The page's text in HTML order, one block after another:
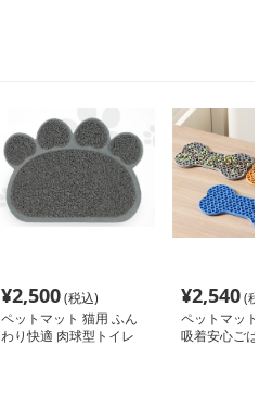
¥2,500(税込)
ペットマット 猫用 ふん
わり快適 肉球型トイレ
¥2,540(税
ペットマット
吸着安心ごは